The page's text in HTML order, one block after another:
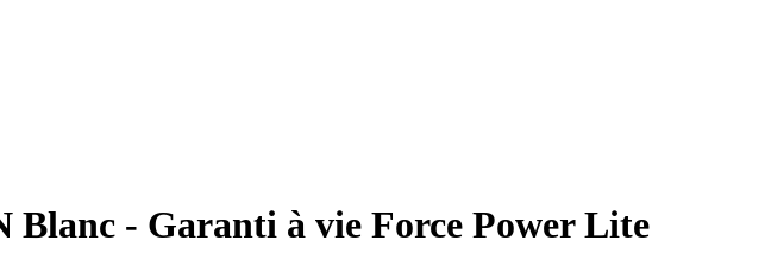
Blanc - Garanti à vie Force Power Lite